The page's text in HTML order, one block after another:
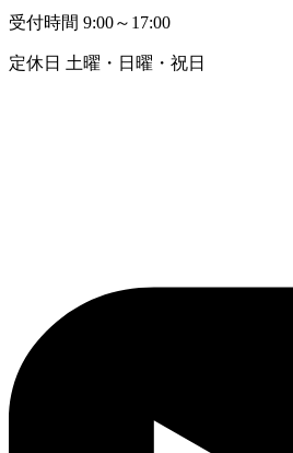
受付時間 9:00～17:00
定休日 土曜・日曜・祝日